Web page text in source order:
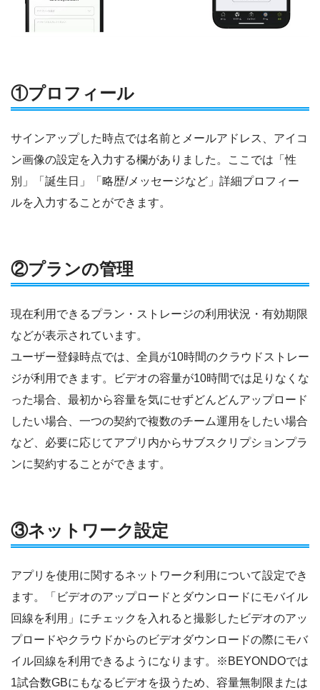
①プロフィール
サインアップした時点では名前とメールアドレス、アイコ
ン画像の設定を入力する欄がありました。ここでは「性
別」「誕生日」「略歴/メッセージなど」詳細プロフィー
ルを入力することができます。
②プランの管理
現在利用できるプラン・ストレージの利用状況・有効期限
などが表示されています。
ユーザー登録時点では、全員が10時間のクラウドストレー
ジが利用できます。ビデオの容量が10時間では足りなくな
った場合、最初から容量を気にせずどんどんアップロード
したい場合、一つの契約で複数のチーム運用をしたい場合
など、必要に応じてアプリ内からサブスクリプションプラ
ンに契約することができます。
③ネットワーク設定
アプリを使用に関するネットワーク利用について設定でき
ます。「ビデオのアップロードとダウンロードにモバイル
回線を利用」にチェックを入れると撮影したビデオのアッ
プロードやクラウドからのビデオダウンロードの際にモバ
イル回線を利用できるようになります。※BEYONDOでは
1試合数GBにもなるビデオを扱うため、容量無制限または